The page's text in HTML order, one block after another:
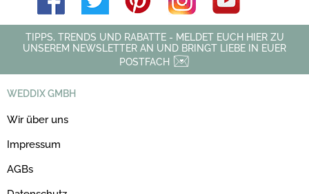
TIPPS, TRENDS UND RABATTE - MELDET EUCH HIER ZU
UNSEREM NEWSLETTER AN UND BRINGT LIEBE IN EUER
POSTFACH
WEDDIX GMBH
Wir über uns
Impressum
AGBs